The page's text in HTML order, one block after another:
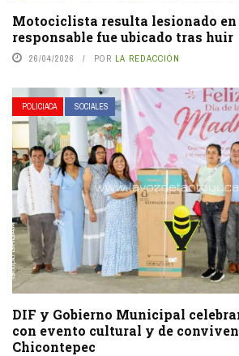
Motociclista resulta lesionado en
responsable fue ubicado tras huir
26/04/2026 POR LA REDACCIÓN
POLICIACA SOCIALES
DIF y Gobierno Municipal
con evento cultural y de
Chicontepec